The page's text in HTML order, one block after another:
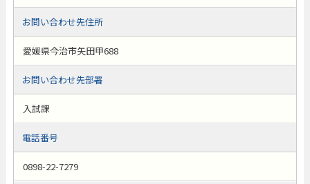
お問い合わせ先住所
愛媛県今治市矢田甲688
お問い合わせ先部署
入試課
電話番号
0898-22-7279